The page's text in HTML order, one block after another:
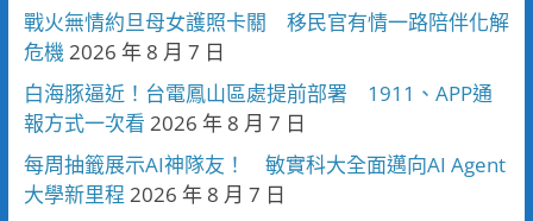
戰火無情約旦母女護照卡關 移民官有情一路陪伴化解
危機2026 年 8 月 7 日
白海豚逼近！台電鳳山區處提前部署 1911、APP通
報方式一次看 2026 年 8 月 7 日
每周抽籤展示AI神隊友！ 敏實科大全面邁向AI Agent
大學新里程 2026 年 8 月 7 日